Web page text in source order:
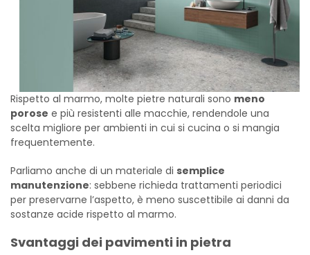
Rispetto al marmo, molte pietre naturali sono meno
porose e più resistenti alle macchie, rendendole una
scelta migliore per ambienti in cui si cucina o si mangia
frequentemente.
Parliamo anche di un materiale di semplice
manutenzione: sebbene richieda trattamenti periodici
per preservarne l’aspetto, è meno suscettibile ai danni da
sostanze acide rispetto al marmo.
Svantaggi dei pavimenti in pietra